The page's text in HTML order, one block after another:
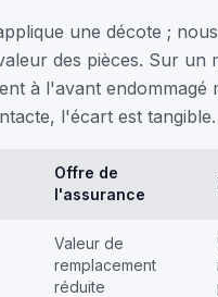
une décote ;
des pièces. Sur un
à l'avant endommagé
l'écart est tangible.
Offre de
l'assurance
Valeur de
remplacement
réduite